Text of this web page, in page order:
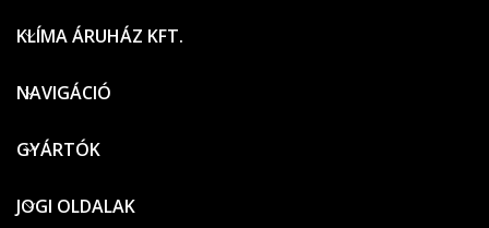
KLÍMA ÁRUHÁZ KFT.
NAVIGÁCIÓ
GYÁRTÓK
JOGI OLDALAK